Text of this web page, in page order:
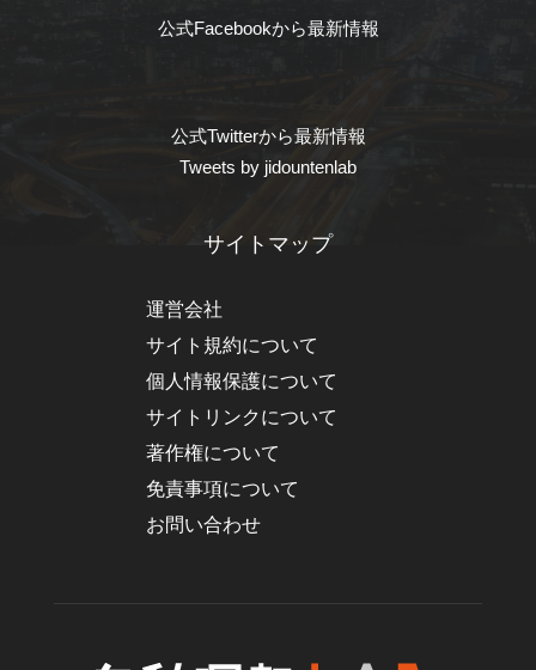
公式Facebookから最新情報
公式Twitterから最新情報
Tweets by jidountenlab
サイトマップ
運営会社
サイト規約について
個人情報保護について
サイトリンクについて
著作権について
免責事項について
お問い合わせ